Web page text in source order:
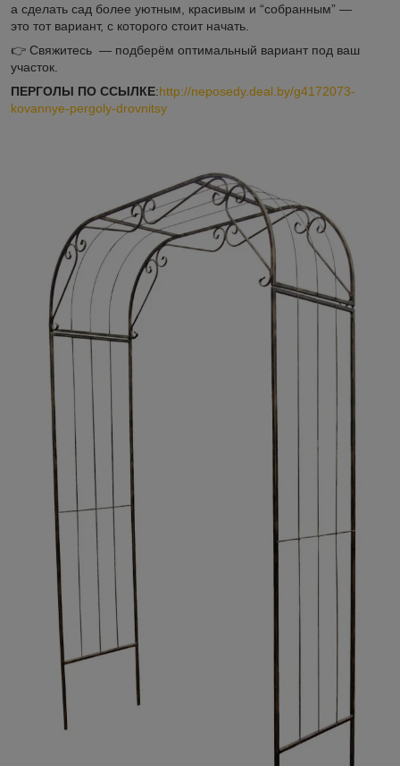
а сделать сад более уютным, красивым и “собранным” —
это тот вариант, с которого стоит начать.
👉 Свяжитесь — подберём оптимальный вариант под ваш
участок.
ПЕРГОЛЫ ПО ССЫЛКЕ:http://neposedy.deal.by/g4172073-
kovannye-pergoly-drovnitsy